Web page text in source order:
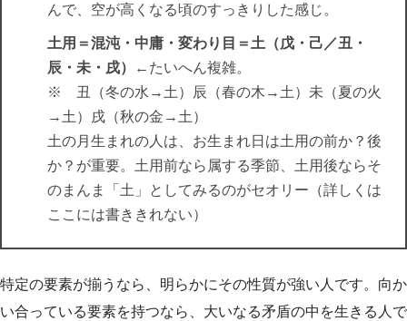
んで、空が高くなる頃のすっきりした感じ。
土用＝混沌・中庸・変わり目＝土（戊・己／丑・
辰・未・戌）
←たいへん複雑。
※ 丑（冬の水→土）辰（春の木→土）未（夏の火
→土）戌（秋の金→土）
土の月生まれの人は、お生まれ日は土用の前か？後
か？が重要。土用前なら属する季節、土用後ならそ
のまんま「土」としてみるのがセオリー（詳しくは
ここには書ききれない）
特定の要素が揃うなら、明らかにその性質が強い人です。向か
い合っている要素を持つなら、大いなる矛盾の中を生きる人で